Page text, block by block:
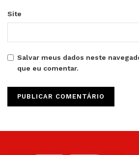
Site
Salvar meus dados neste
que eu comentar.